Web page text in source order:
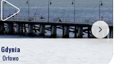
Gdynia
Orłowo